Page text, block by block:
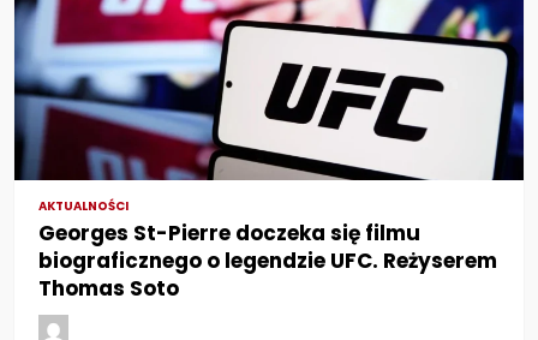
AKTUALNOŚCI
Georges St-Pierre doczeka się filmu
biograficznego o legendzie UFC. Reżyserem
Thomas Soto